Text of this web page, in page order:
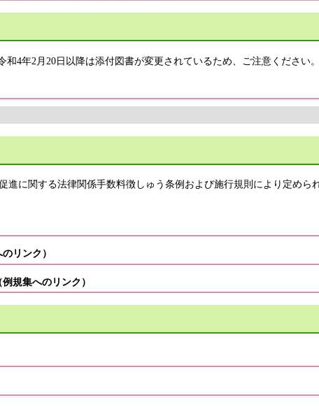
4年2月20日以降は添付図書が変更されているため、ご注意ください。
に関する法律関係手数料徴しゅう条例および施行規則により定めら
のリンク）
例規集へのリンク）